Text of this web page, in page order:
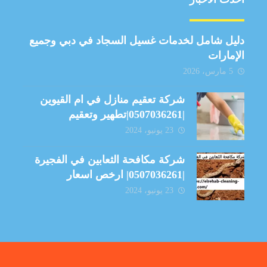
دليل شامل لخدمات غسيل السجاد في دبي وجميع
الإمارات
5 مارس، 2026
شركة تعقيم منازل في ام القيوين
|0507036261|تطهير وتعقيم
23 يونيو، 2024
شركة مكافحة الثعابين في الفجيرة
|0507036261| ارخص اسعار
23 يونيو، 2024